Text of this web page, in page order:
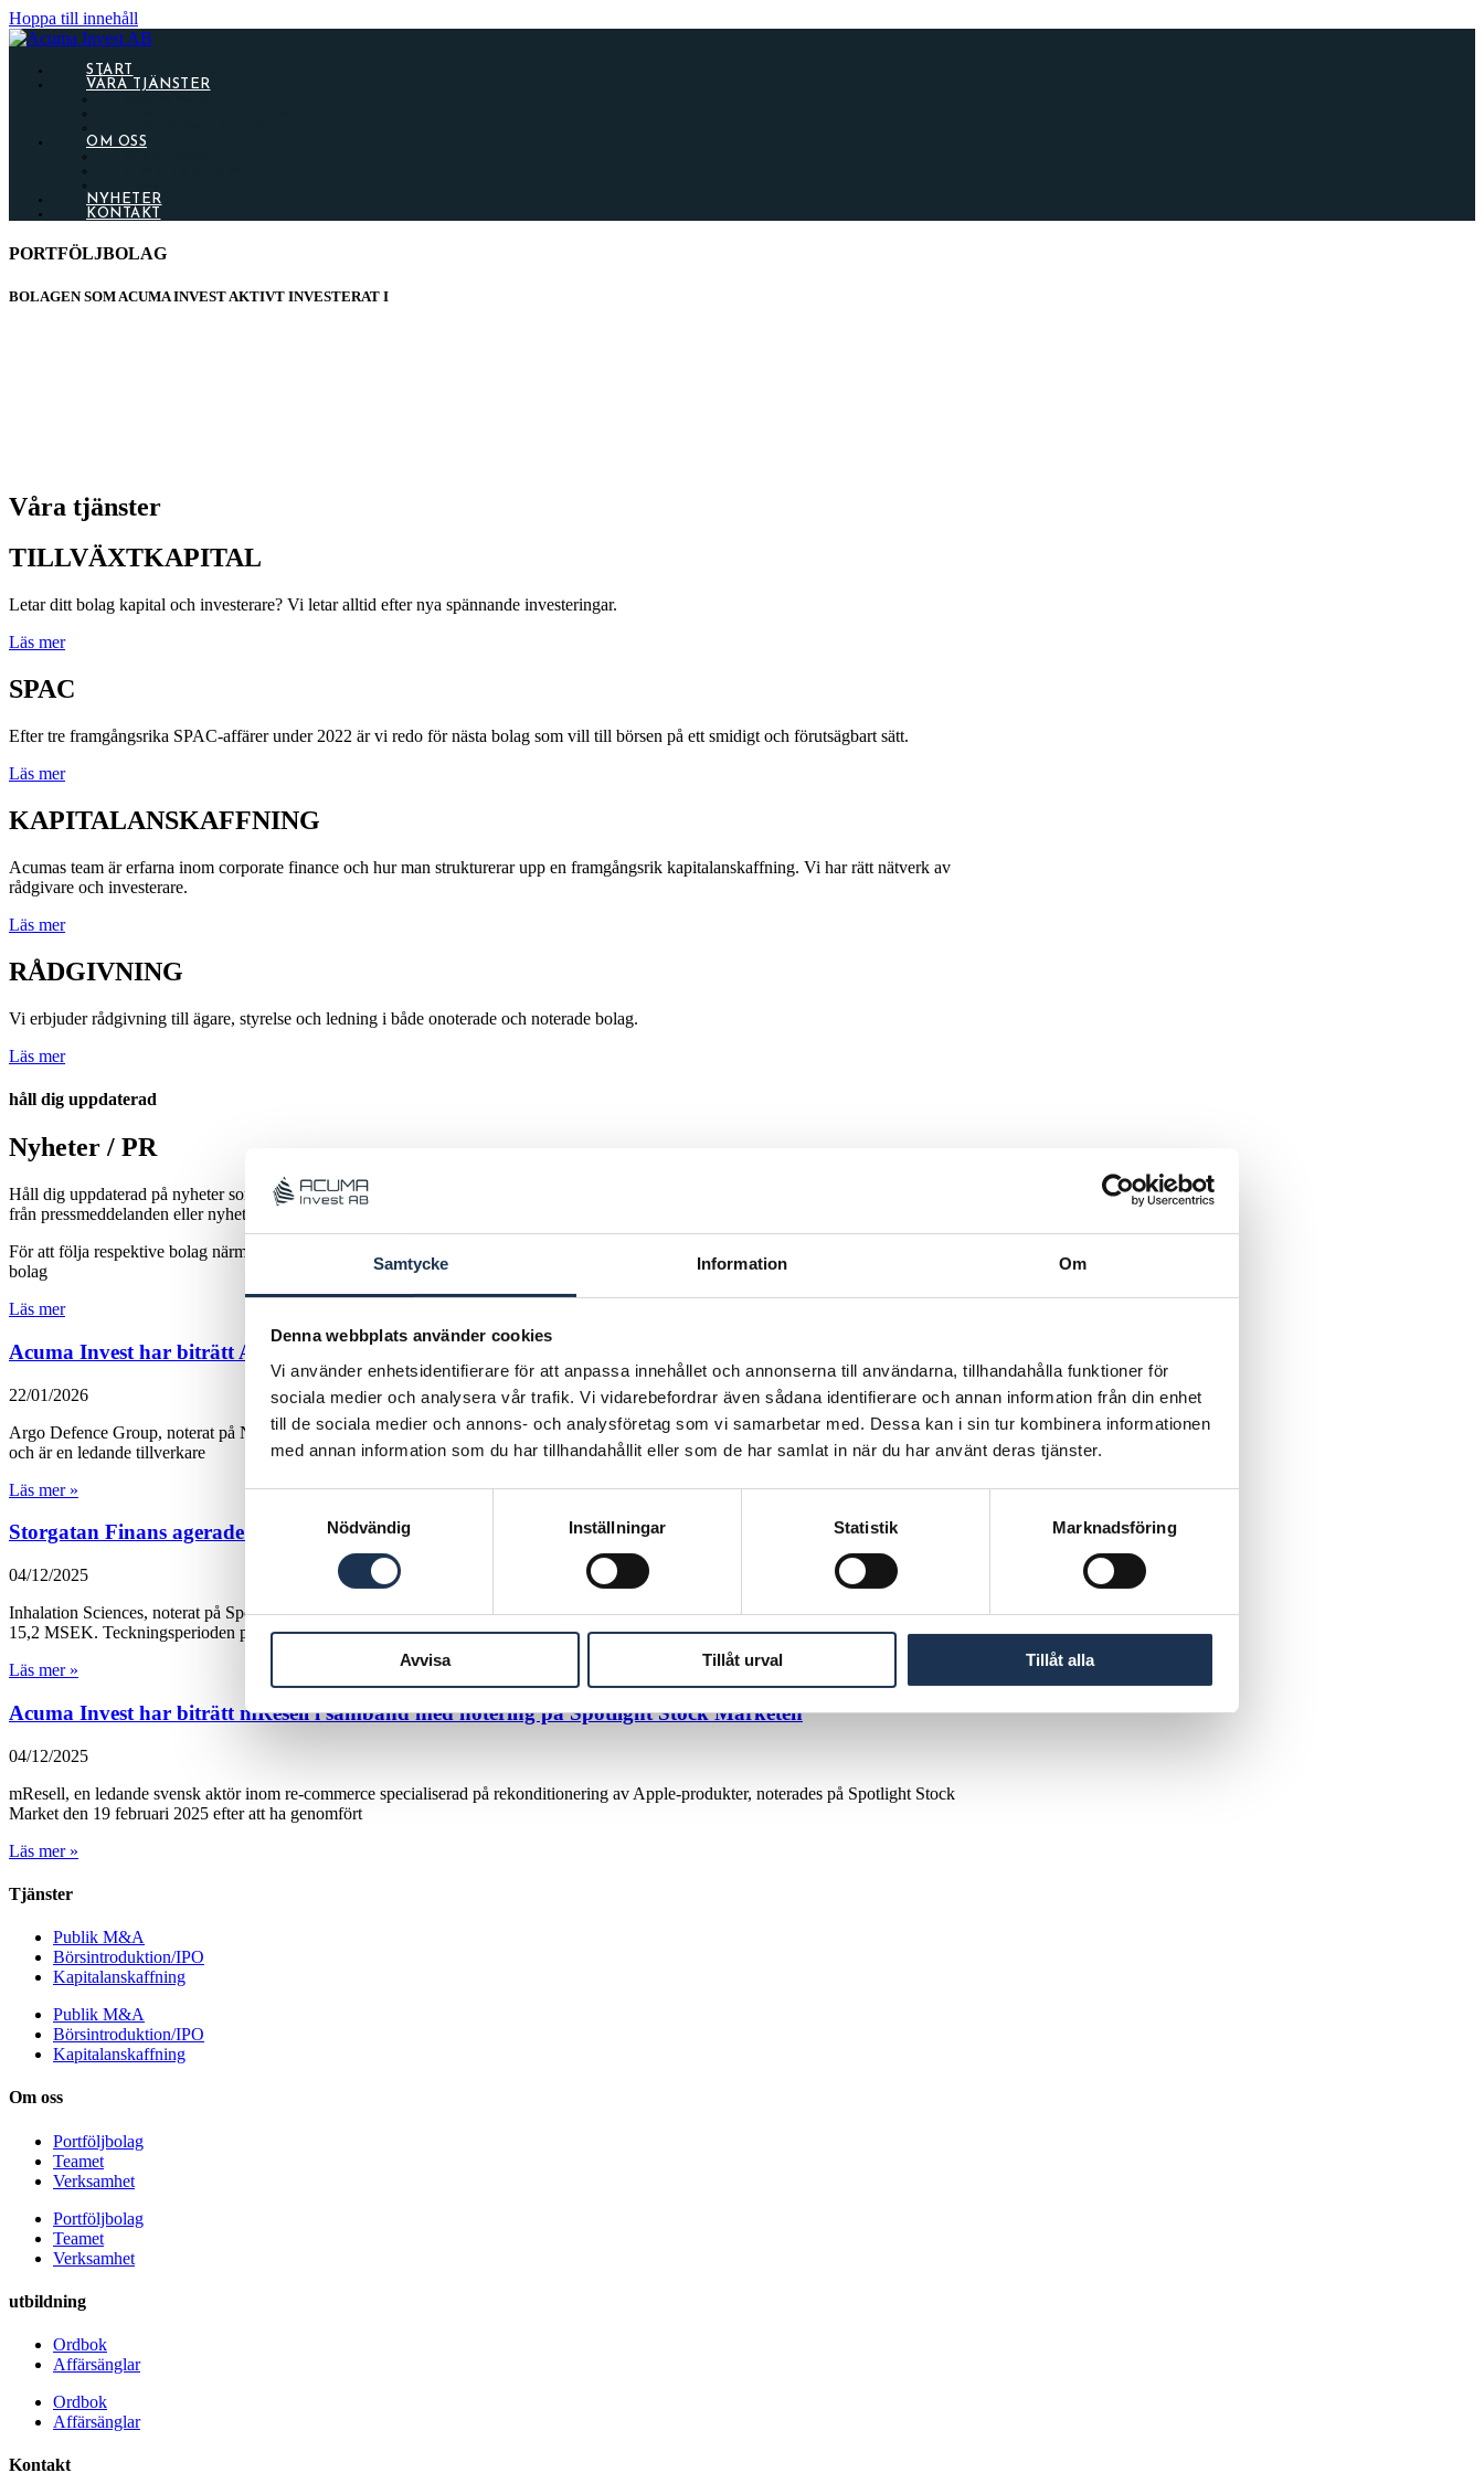
Samtycke Information Om
Denna webbplats använder cookies
Vi använder enhetsidentifierare för att anpassa innehållet och annonserna till användarna, tillhandahålla funktioner för
sociala medier och analysera vår trafik. Vi vidarebefordrar även sådana identifierare och annan information från din enhet
till de sociala medier och annons- och analysföretag som vi samarbetar med. Dessa kan i sin tur kombinera informationen
med annan information som du har tillhandahållit eller som de har samlat in när du har använt deras tjänster.
Nödvändig
Inställningar Statistik Marknadsföring
Avvisa Tillåt urval Tillåt alla
Hoppa till innehåll
START
VÅRA TJÄNSTER
OM OSS
NYHETER
KONTAKT
PORTFÖLJBOLAG
BOLAGEN SOM ACUMA INVEST AKTIVT INVESTERAT I
Våra tjänster
TILLVÄXTKAPITAL
Letar ditt bolag kapital och investerare? Vi letar alltid efter nya spännande investeringar.
Läs mer
SPAC
Efter tre framgångsrika SPAC-affärer under 2022 är vi redo för nästa bolag som vill till börsen på ett smidigt och förutsägbart sätt.
Läs mer
KAPITALANSKAFFNING
Acumas team är erfarna inom corporate finance och hur man strukturerar upp en framgångsrik kapitalanskaffning. Vi har rätt nätverk av
rådgivare och investerare.
Läs mer
RÅDGIVNING
Vi erbjuder rådgivning till ägare, styrelse och ledning i både onoterade och noterade bolag.
Läs mer
håll dig uppdaterad
Nyheter / PR
Håll dig uppdaterad på nyheter som rör bolagen Acuma Invest AB har intresseandelar i. Vi publicerar löpande relevant innehåll på sidan här
från pressmeddelanden eller nyheter rörande bolagen.
För att följa respektive bolag närmare rekommenderar vi bolagens enskilda sidor och nyheter för fullständig uppdatering kring respektive
bolag
Läs mer
Acuma Invest har biträtt Argo Defence Group vid förvärvet av Poseidon Diving Group
22/01/2026
Argo Defence Group, noterat på NGM Nordic SME, har förvärvat Poseidon Diving Group AB för 56 MSEK. Poseidon grundades 1958
och är en ledande tillverkare
Läs mer »
Storgatan Finans agerade finansiell rådgivare till Inhalation Sciences i samband meden företrädesemission
04/12/2025
Inhalation Sciences, noterat på Spotlight Stock Market, publicerade den 4 april 2025 avsikten att genomföra en företrädesemission om cirka
15,2 MSEK. Teckningsperioden pågick mellan 19
Läs mer »
Acuma Invest har biträtt mResell i samband med notering på Spotlight Stock Marketen
04/12/2025
mResell, en ledande svensk aktör inom re-commerce specialiserad på rekonditionering av Apple-produkter, noterades på Spotlight Stock
Market den 19 februari 2025 efter att ha genomfört
Läs mer »
Tjänster
Publik M&A
Börsintroduktion/IPO
Kapitalanskaffning
Publik M&A
Börsintroduktion/IPO
Kapitalanskaffning
Om oss
Portföljbolag
Teamet
Verksamhet
Portföljbolag
Teamet
Verksamhet
utbildning
Ordbok
Affärsänglar
Ordbok
Affärsänglar
Kontakt